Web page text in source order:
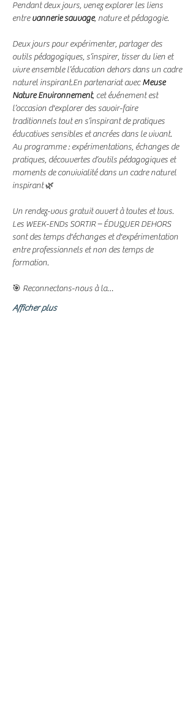
Pendant deux jours, venez explorer les liens
entre vannerie sauvage, nature et pédagogie.
Deux jours pour expérimenter, partager des
outils pédagogiques, s’inspirer, tisser du lien et
vivre ensemble l’éducation dehors dans un cadre
naturel inspirant.En partenariat avec Meuse
Nature Environnement, cet événement est
l’occasion d'explorer des savoir-faire
traditionnels tout en s’inspirant de pratiques
éducatives sensibles et ancrées dans le vivant.
Au programme : expérimentations, échanges de
pratiques, découvertes d’outils pédagogiques et
moments de convivialité dans un cadre naturel
inspirant 🌿
Un rendez-vous gratuit ouvert à toutes et tous.
Les WEEK-ENDs SORTIR – ÉDUQUER DEHORS
sont des temps d'échanges et d'expérimentation
entre professionnels et non des temps de
formation.
🎯 Reconnectons-nous à la…
Afficher plus